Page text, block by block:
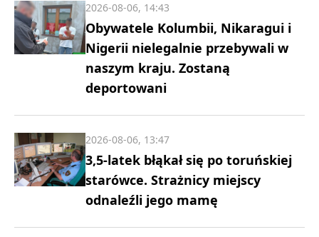
Obywatele Kolumbii, Nikaragui i
Nigerii nielegalnie przebywali w
naszym kraju. Zostaną
deportowani
2026-08-06, 14:43
3,5-latek błąkał się po toruńskiej
starówce. Strażnicy miejscy
odnaleźli jego mamę
2026-08-06, 13:47